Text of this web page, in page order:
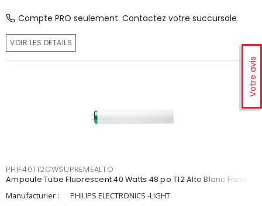
Votre avis
Compte PRO seulement. Contactez votre succursale
VOIR LES DÉTAILS
PHIF40T12CWSUPREMEALTO
Ampoule Tube Fluorescent 40 Watts 48 po T12 Alto Blanc Froid
Manufacturier :
PHILIPS ELECTRONICS -LIGHT